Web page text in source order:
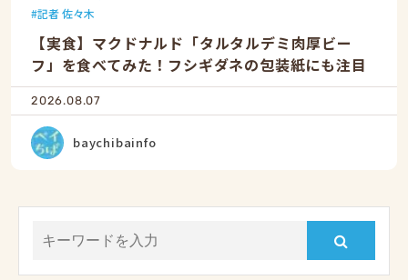
記者 佐々木
【実食】マクドナルド「タルタルデミ肉厚ビー
フ」を食べてみた！フシギダネの包装紙にも注目
2026.08.07
baychibainfo